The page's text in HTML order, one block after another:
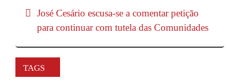
José Cesário escusa-se a comentar petição
para continuar com tutela das Comunidades
TAGS